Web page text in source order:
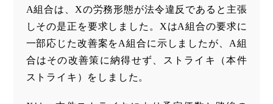
A組合は、Xの労務形態が法令違反であると主張
しその是正を要求しました。XはA組合の要求に
一部応じた改善案をA組合に示しましたが、A組
合はその改善策に納得せず、ストライキ（本件
ストライキ）をしました。